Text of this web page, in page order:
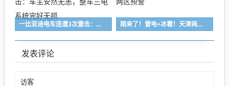
一比亚迪电车连遭3次雷击：车主安然无恙，整车三电系统完好无损 雨来了！雷电+冰雹！天津两区预警
发表评论